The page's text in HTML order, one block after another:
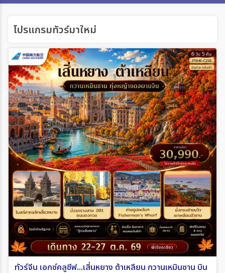
โปรแกรมทัวร์มาใหม่
ทัวร์จีน เอกซ์คลูซีฟ...เสิ่นหยาง ต้าเหลียน กวานเหมินซาน บิน